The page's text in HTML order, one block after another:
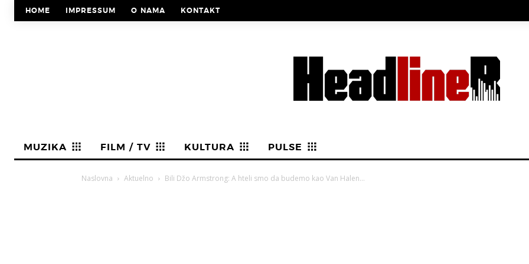
HOME IMPRESSUM O NAMA KONTAKT
MUZIKA FILM / TV KULTURA PULSE
Naslovna Aktuelno Bili Džo Armstrong: A hteli smo da budemo kao Van Halen…